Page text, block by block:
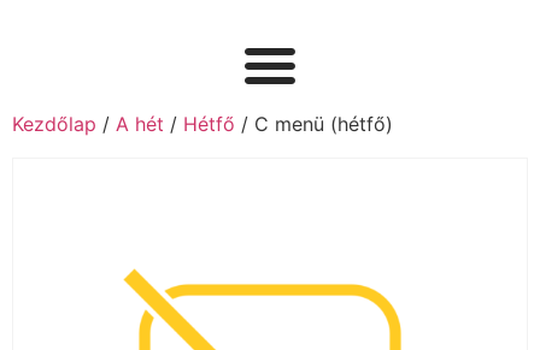
Kezdőlap / A hét / Hétfő / C menü (hétfő)